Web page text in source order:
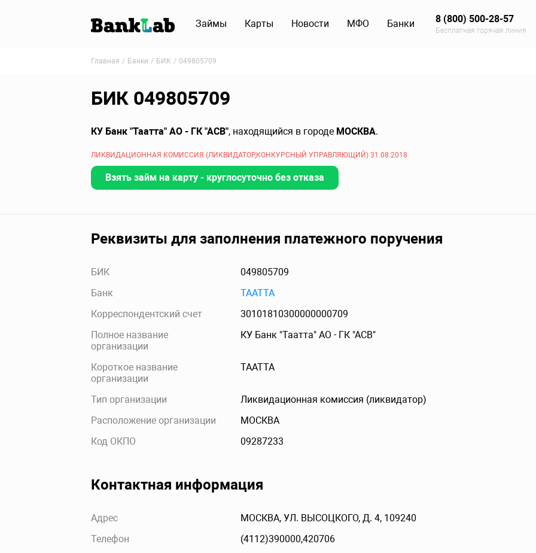
Займы Карты Новости МФО Банки 8 (800) 500-28-57
Бесплатная горячая линия
Главная Банки БИК 049805709
БИК 049805709
КУ Банк "Таатта" АО - ГК "АСВ", находящийся в городе МОСКВА.
ЛИКВИДАЦИОННАЯ КОМИССИЯ (ЛИКВИДАТОР,КОНКУРСНЫЙ УПРАВЛЯЮЩИЙ) 31.08.2018
Взять займ на карту - круглосуточно без отказа
Реквизиты для заполнения платежного поручения
БИК
049805709
Банк
ТААТТА
Корреспондентский счет
30101810300000000709
Полное название
организации
КУ Банк "Таатта" АО - ГК "АСВ"
Короткое название
организации
ТААТТА
Тип организации
Ликвидационная комиссия (ликвидатор)
Расположение организации
МОСКВА
Код ОКПО
09287233
Контактная информация
Адрес
МОСКВА, УЛ. ВЫСОЦКОГО, Д. 4, 109240
Телефон
(4112)390000,420706